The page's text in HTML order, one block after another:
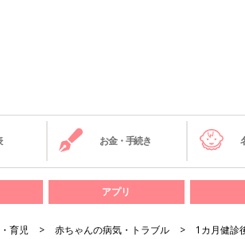
お金・手続き
アプリ
育児 赤ちゃんの病気・トラブル 1カ月健診